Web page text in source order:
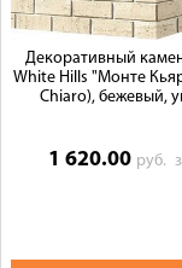
Декоративный
White Hills "Монте
Chiaro), бежевый,
1 620.00 руб.